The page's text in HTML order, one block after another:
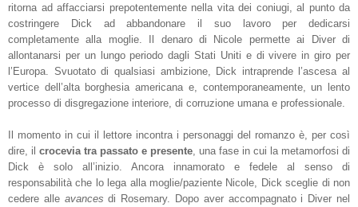
ritorna ad affacciarsi prepotentemente nella vita dei coniugi, al punto da
costringere Dick ad abbandonare il suo lavoro per dedicarsi
completamente alla moglie. Il denaro di Nicole permette ai Diver di
allontanarsi per un lungo periodo dagli Stati Uniti e di vivere in giro per
l’Europa. Svuotato di qualsiasi ambizione, Dick intraprende l’ascesa al
vertice dell’alta borghesia americana e, contemporaneamente, un lento
processo di disgregazione interiore, di corruzione umana e professionale.
Il momento in cui il lettore incontra i personaggi del romanzo è, per così
dire, il crocevia tra passato e presente , una fase in cui la metamorfosi di
Dick è solo all’inizio. Ancora innamorato e fedele al senso di
responsabilità che lo lega alla moglie/paziente Nicole, Dick sceglie di non
cedere alle avances di Rosemary. Dopo aver accompagnato i Diver nel